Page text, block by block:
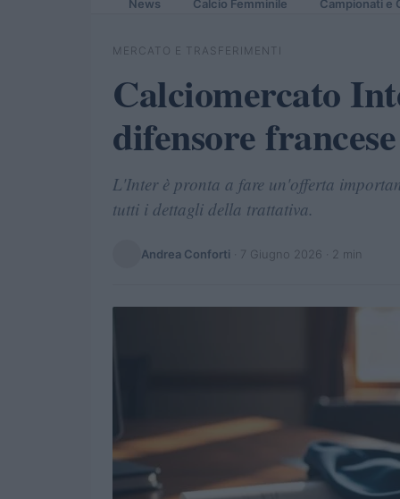
News Calcio Femminile Campionati e
MERCATO E TRASFERIMENTI
Calciomercato
difensore
L'Inter è pronta a fare un'offerta
tutti i dettagli della trattativa.
Andrea Conforti 7 Giugno 2026 · 2 min